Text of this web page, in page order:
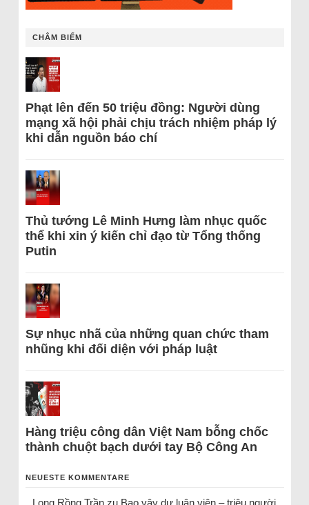
CHÂM BIẾM
Phạt lên đến 50 triệu đồng: Người dùng
mạng xã hội phải chịu trách nhiệm pháp lý
khi dẫn nguồn báo chí
Thủ tướng Lê Minh Hưng làm nhục quốc
thể khi xin ý kiến chỉ đạo từ Tổng thống
Putin
Sự nhục nhã của những quan chức tham
nhũng khi đối diện với pháp luật
Hàng triệu công dân Việt Nam bỗng chốc
thành chuột bạch dưới tay Bộ Công An
NEUESTE KOMMENTARE
Long Rồng Trầnzu Bao vây dư luận viên – triệu người